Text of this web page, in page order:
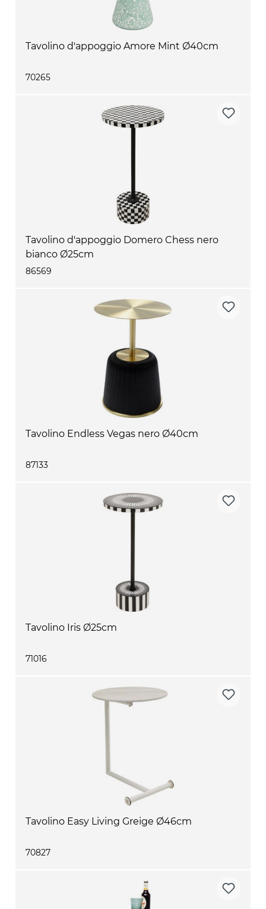
Tavolino d'appoggio Amore Mint Ø40cm
70265
Tavolino d'appoggio Domero Chess nero
bianco Ø25cm
86569
Tavolino Endless Vegas nero Ø40cm
87133
Tavolino Iris Ø25cm
71016
Tavolino Easy Living Greige Ø46cm
70827